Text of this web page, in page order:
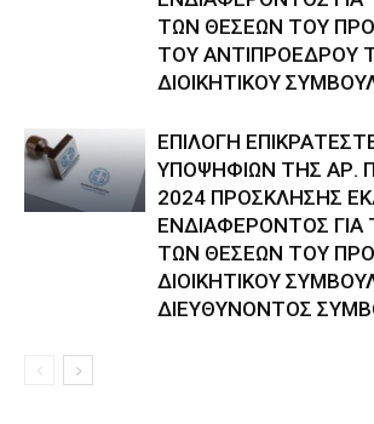
ΤΩΝ ΘΕΣΕΩΝ ΤΟΥ
ΤΟΥ ΑΝΤΙΠΡΟΕΔΡΟΥ
ΔΙΟΙΚΗΤΙΚΟΥ
ΕΠΙΛΟΓΗ
ΥΠΟΨΗΦΙΩΝ ΤΗΣ ΑΡ.
2024 ΠΡΟΣΚΛΗΣΗΣ
ΕΝΔΙΑΦΕΡΟΝΤΟΣ
ΤΩΝ ΘΕΣΕΩΝ ΤΟΥ
ΔΙΟΙΚΗΤΙΚΟΥ
ΔΙΕΥΘΥΝΟΝΤΟΣ